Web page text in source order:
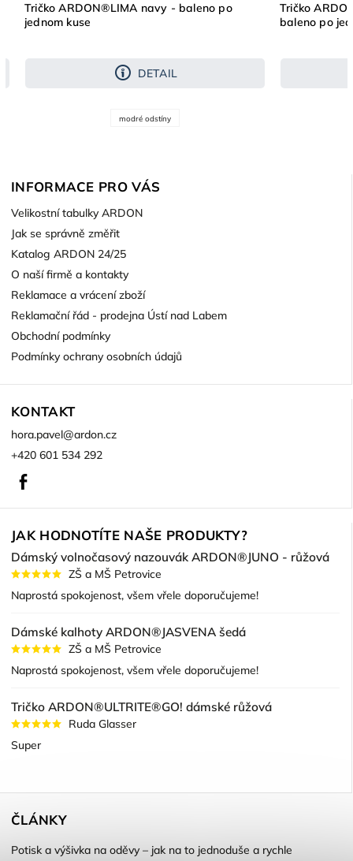
Tričko ARDON®LIMA navy - baleno po
jednom kuse
DETAIL
modré odstíny
Tričko
baleno po
INFORMACE PRO VÁS
Velikostní tabulky ARDON
Jak se správně změřit
Katalog ARDON 24/25
O naší firmě a kontakty
Reklamace a vrácení zboží
Reklamační řád - prodejna Ústí nad Labem
Obchodní podmínky
Podmínky ochrany osobních údajů
KONTAKT
hora.pavel@ardon.cz
+420 601 534 292
JAK HODNOTÍTE NAŠE PRODUKTY?
Dámský volnočasový nazouvák ARDON®JUNO - růžová
ZŠ a MŠ Petrovice
Naprostá spokojenost, všem vřele doporučujeme!
Dámské kalhoty ARDON®JASVENA šedá
ZŠ a MŠ Petrovice
Naprostá spokojenost, všem vřele doporučujeme!
Tričko ARDON®ULTRITE®GO! dámské růžová
Ruda Glasser
Super
ČLÁNKY
Potisk a výšivka na oděvy – jak na to jednoduše a rychle